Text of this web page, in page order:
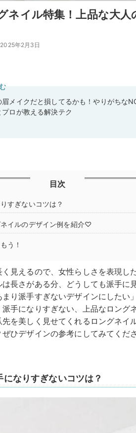
ネイル特集！上品な大人
年2月3日
眉メイクだと損してるかも！やりがちな
プロが教える解決テク
目次
すぎないコツは？
イルのデザイン例を紹介♡
う！
見えるので、女性らしさを表現し
長さがある分、どうしても派手に
り派手すぎないデザインにしたい
手になりすぎない、上品なロング
を美しく見せてくれるロングネイ
ひデザインの参考にしてみてくださ
なりすぎないコツは？